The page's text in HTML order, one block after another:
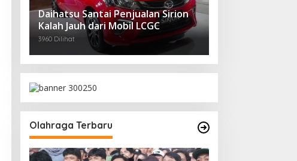
Daihatsu Santai Penjualan Sirion
Kalah Jauh dari Mobil LCGC
3960 Dilihat
Olahraga Terbaru